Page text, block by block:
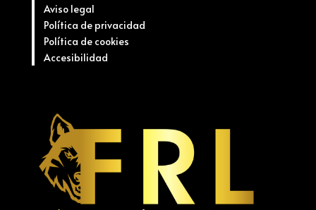
Aviso legal
Política de privacidad
Política de cookies
Accesibilidad